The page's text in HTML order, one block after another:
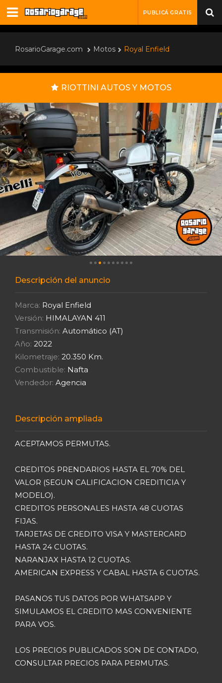
PUBLICÁ GRATIS
RosarioGarage.com Motos Royal Enfield
RIOTTINI AUTOS Y MOTOS
Descripción del anuncio
Marca: Royal Enfield
Versión: HIMALAYAN 411
Transmisión: Automático (AT)
Año: 2022
Kilometraje: 20.350 Km.
Combustible: Nafta
Vendedor: Agencia
Descripción ampliada
ACEPTAMOS PERMUTAS.
CREDITOS PRENDARIOS HASTA EL 70% DEL
VALOR (SEGUN CALIFICACION CREDITICIA Y
MODELO).
CREDITOS PERSONALES HASTA 48 CUOTAS
FIJAS.
TARJETAS DE CREDITO VISA Y MASTERCARD
HASTA 24 CUOTAS.
NARANJAX HASTA 12 CUOTAS.
AMERICAN EXPRESS Y CABAL HASTA 6 CUOTAS.
PASANOS TUS DATOS POR WHATSAPP Y
SIMULAMOS EL CREDITO MAS CONVENIENTE
PARA VOS.
LOS PRECIOS PUBLICADOS SON DE CONTADO,
CONSULTAR PRECIOS PARA PERMUTAS.